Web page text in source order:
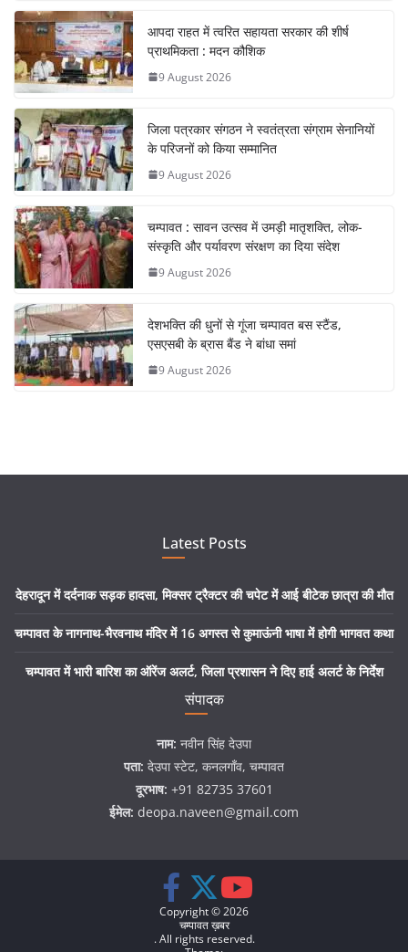
आपदा राहत में त्वरित सहायता सरकार की शीर्ष
प्राथमिकता : मदन कौशिक
9 August 2026
जिला पत्रकार संगठन ने स्वतंत्रता संग्राम सेनानियों
के परिजनों को किया सम्मानित
9 August 2026
चम्पावत : सावन उत्सव में उमड़ी मातृशक्ति, लोक-
संस्कृति और पर्यावरण संरक्षण का दिया संदेश
9 August 2026
देशभक्ति की धुनों से गूंजा चम्पावत बस स्टैंड,
एसएसबी के ब्रास बैंड ने बांधा समां
9 August 2026
Latest Posts
देहरादून में दर्दनाक सड़क हादसा, मिक्सर ट्रैक्टर की चपेट में आई बीटेक छात्रा की मौत
चम्पावत के नागनाथ-भैरवनाथ मंदिर में 16 अगस्त से कुमाऊंनी भाषा में होगी भागवत कथा
चम्पावत में भारी बारिश का ऑरेंज अलर्ट, जिला प्रशासन ने दिए हाई अलर्ट के निर्देश
संपादक
नाम: नवीन सिंह देउपा
पता: देउपा स्टेट, कनलगाँव, चम्पावत
दूरभाष: +91 82735 37601
ईमेल: deopa.naveen@gmail.com
Copyright © 2026
चम्पावत ख़बर
. All rights reserved.